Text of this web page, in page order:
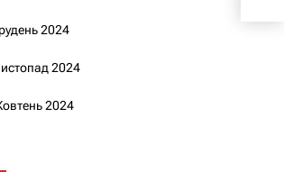
2024
2024
2024